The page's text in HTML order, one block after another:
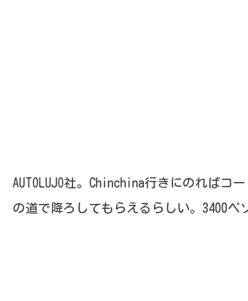
AUTOLUJO社。Chinchina行きにのればコ
の道で降ろしてもらえるらしい。3400ペ